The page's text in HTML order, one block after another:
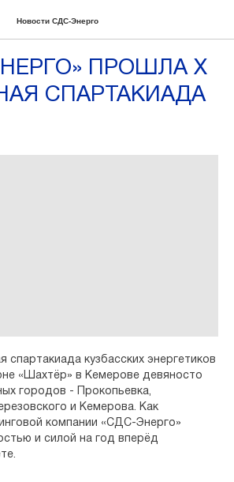
Новости СДС-Энерго
ПРОШЛА X
СПАРТАКИАДА
спартакиада кузбасских энергетиков
«Шахтёр» в Кемерове девяносто
городов - Прокопьевка,
и Кемерова. Как
компании «СДС-Энерго»
и силой на год вперёд